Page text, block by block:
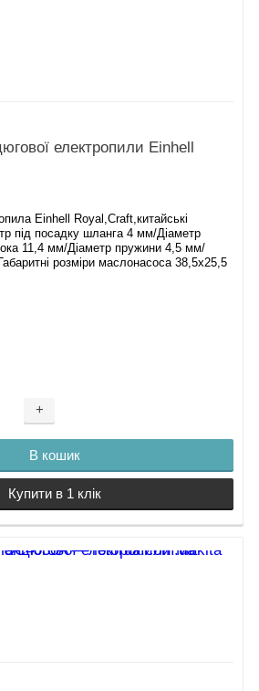
електропили Einhell
Einhell Royal,Craft,китайські
під посадку шланга 4 мм/Діаметр
11,4 мм/Діаметр пружини 4,5 мм/
розміри маслонасоса 38,5х25,5
+
В кошик
Купити в 1 клік